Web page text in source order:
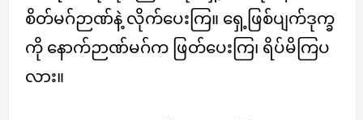
စိတ်မဂ်ဉာဏ်နဲ့ လိုက်ပေးကြ။ ရှေ့ဖြစ်ပျက်ဒုက္ခ
ကို နောက်ဉာဏ်မဂ်က ဖြတ်ပေးကြ၊ ရိပ်မိကြပ
လား။